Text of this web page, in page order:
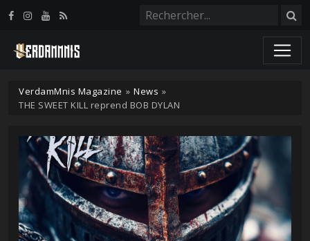
VerdamMnis Magazine » News »
THE SWEET KILL reprend BOB DYLAN
Panneau de gestion des cookies